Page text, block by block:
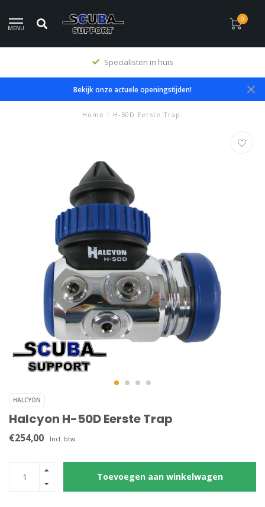
MENU
0
Specialisten in huis
Bekijk onze actuele openingstijden!
Home / H-50D Eerste Trap
HALCYON
Halcyon H-50D Eerste Trap
€254,00 Incl. btw
Toevoegen aan winkelwagen